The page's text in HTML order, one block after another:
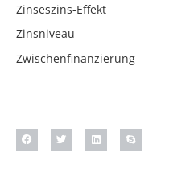
Zinseszins-Effekt
Zinsniveau
Zwischenfinanzierung